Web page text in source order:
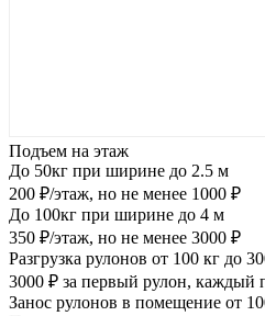
Подъем на этаж
До 50кг при ширине до 2.5 м
200 ₽/этаж, но не менее 1000 ₽
До 100кг при ширине до 4 м
350 ₽/этаж, но не менее 3000 ₽
Разгрузка рулонов от 100 кг до
3000 ₽ за первый рулон, каждый
Занос рулонов в помещение от